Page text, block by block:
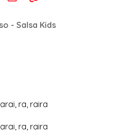
- Salsa Kids
ra, raira
ra, raira